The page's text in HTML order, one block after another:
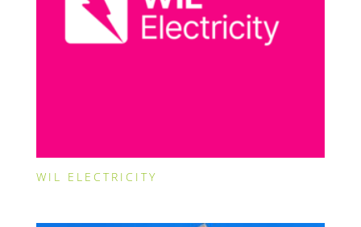
WIL ELECTRICITY